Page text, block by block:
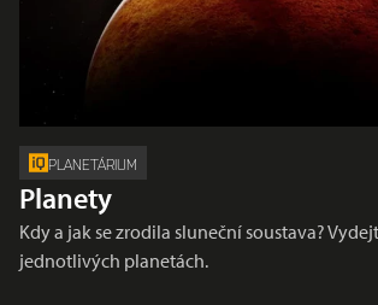
PLANETÁRIUM
Planety
Kdy a jak se zrodila sluneční soustava?
jednotlivých planetách.